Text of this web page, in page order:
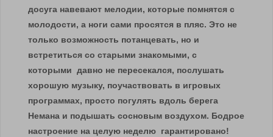
досуга навевают мелодии, которые помнятся с
молодости, а ноги сами просятся в пляс. Это не
только возможность потанцевать, но и
встретиться со старыми знакомыми, с
которыми давно не пересекался, послушать
хорошую музыку, поучаствовать в игровых
программах, просто погулять вдоль берега
Немана и подышать сосновым воздухом. Бодрое
настроение на целую неделю гарантировано!